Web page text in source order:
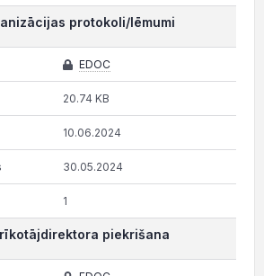
protokoli/lēmumi
EDOC
20.74 KB
10.06.2024
30.05.2024
1
piekrišana